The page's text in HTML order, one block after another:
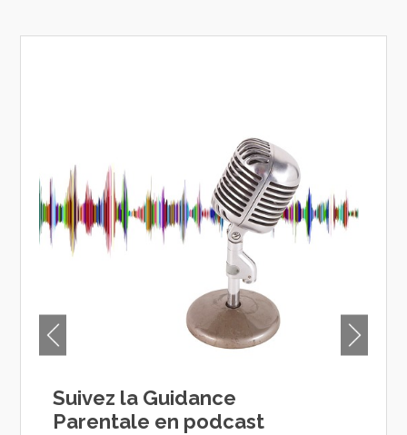
Suivez la Guidance
Parentale en podcast